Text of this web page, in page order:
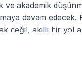
ve akademik
devam edecek.
değil, akıllı bir yol